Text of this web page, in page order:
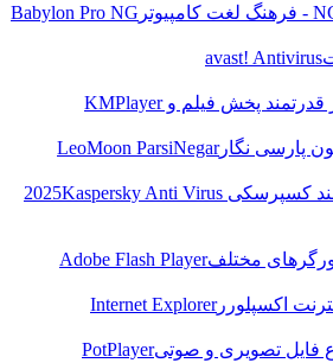
Babylon Pro NG
avast! Antivirus
قدرتمند پخش فیلم وKMPlayer
پارسی نگارLeoMoon ParsiNegar
کسپرسکی 2025 Kaspersky Anti Virus
مختلفAdobe Flash Player
اکسپلوررInternet Explorer
فایل تصویری و صوتیPotPlayer